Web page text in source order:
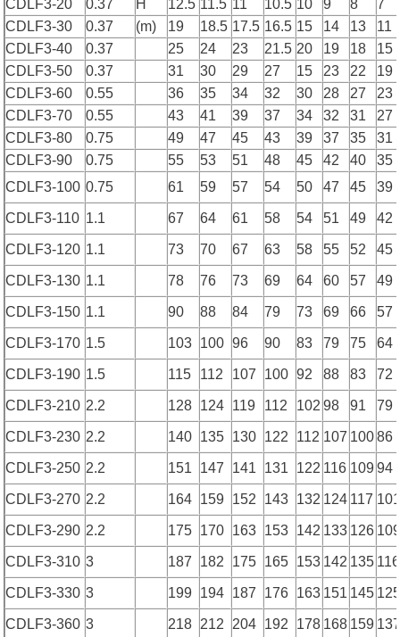
CDLF3-20
0.37 H 12.5 11.5 11 10.5 10 9 8
7
CDLF3-30
0.37 (m) 19 18.5 17.5 16.5 15 14 13
11
CDLF3-40
0.37 25 24 23 21.5 20 19 18
15
CDLF3-50
0.37 31 30 29 27 15 23 22
19
CDLF3-60
0.55 36 35 34 32 30 28 27
23
CDLF3-70
0.55 43 41 39 37 34 32 31
27
CDLF3-80
0.75 49 47 45 43 39 37 35
31
CDLF3-90
0.75 55 53 51 48 45 42 40
35
CDLF3-100 0.75 61 59 57 54 50 47 45 39
CDLF3-110 1.1 67 64 61 58 54 51 49 42
CDLF3-120 1.1 73 70 67 63 58 55 52 45
CDLF3-130 1.1 78 76 73 69 64 60 57 49
CDLF3-150 1.1 90 88 84 79 73 69 66 57
CDLF3-170 1.5 103 100 96 90 83 79 75 64
CDLF3-190 1.5 115 112 107 100 92 88 83 72
CDLF3-210 2.2 128 124 119 112 102 98 91 79
CDLF3-230 2.2 140 135 130 122 112 107 100 86
CDLF3-250 2.2 151 147 141 131 122 116 109 94
CDLF3-270 2.2 164 159 152 143 132 124 117
CDLF3-290 2.2 175 170 163 153 142 133 126
CDLF3-310 3 187 182 175 165 153 142 135 116
CDLF3-330 3 199 194 187 176 163 151 145
CDLF3-360 3 218 212 204 192 178 168 159